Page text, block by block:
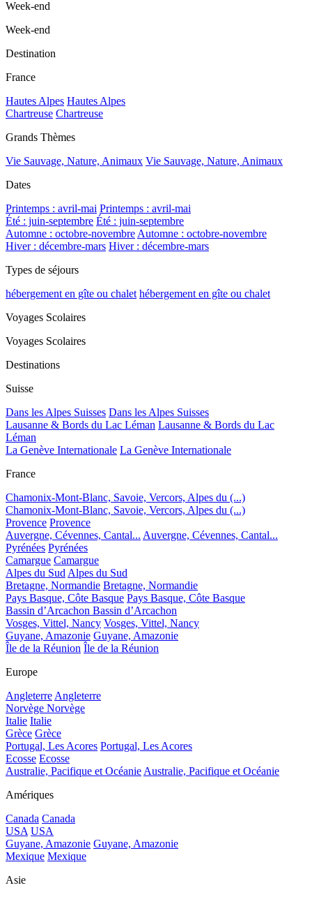
Week-end
Week-end
Destination
France
Hautes Alpes Hautes Alpes
Chartreuse Chartreuse
Grands Thèmes
Vie Sauvage, Nature, Animaux Vie Sauvage, Nature, Animaux
Dates
Printemps : avril-mai Printemps : avril-mai
Été : juin-septembre Été : juin-septembre
Automne : octobre-novembreAutomne : octobre-novembre
Hiver : décembre-mars Hiver : décembre-mars
Types de séjours
hébergement en gîte ou chalet hébergement en gîte ou chalet
Voyages Scolaires
Voyages Scolaires
Destinations
Suisse
Dans les Alpes Suisses Dans les Alpes Suisses
Lausanne & Bords du Lac Léman Lausanne & Bords du Lac
Léman
La Genève Internationale La Genève Internationale
France
Chamonix-Mont-Blanc, Savoie, Vercors, Alpes du (...)
Chamonix-Mont-Blanc, Savoie, Vercors, Alpes du (...)
Provence Provence
Auvergne, Cévennes, Cantal... Auvergne, Cévennes, Cantal...
Pyrénées Pyrénées
Camargue Camargue
Alpes du SudAlpes du Sud
Bretagne, Normandie Bretagne, Normandie
Pays Basque, Côte Basque Pays Basque, Côte Basque
Bassin d’Arcachon Bassin d’Arcachon
Vosges, Vittel, Nancy Vosges, Vittel, Nancy
Guyane, Amazonie Guyane, Amazonie
Île de la Réunion Île de la Réunion
Europe
AngleterreAngleterre
Norvège Norvège
Italie Italie
Grèce Grèce
Portugal, Les Acores Portugal, Les Acores
Ecosse Ecosse
Australie, Pacifique et OcéanieAustralie, Pacifique et Océanie
Amériques
Canada Canada
USA USA
Guyane, Amazonie Guyane, Amazonie
Mexique Mexique
Asie